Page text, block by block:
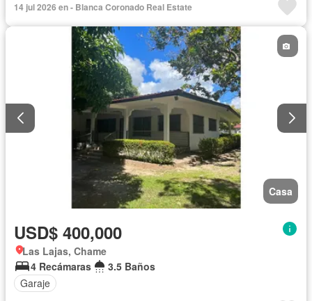
14 jul 2026 en - Blanca Coronado Real Estate
Casa
USD$ 400,000
Las Lajas, Chame
4 Recámaras
3.5 Baños
Garaje